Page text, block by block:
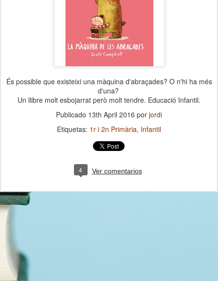
És possible que existeixi una màquina d'abraçades? O n'hi ha més
d'una?
Un llibre molt esbojarrat però molt tendre. Educació Infantil.
Publicado 13th April 2016 por jordi
Etiquetas: 1r i 2n Primària Infantil
4 Ver comentarios